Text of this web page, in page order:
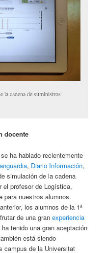
la cadena de suministros
docente
ha hablado recientemente
, Diario Información,
simulación de la cadena
profesor de Logística,
para nuestros alumnos.
los alumnos de la 1ª
de una granexperiencia
tenido una gran aceptación
está siendo
campus de la Universitat